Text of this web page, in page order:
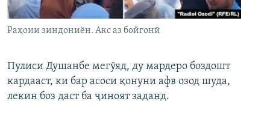
Раҳоии зиндониён. Акс аз бойгонӣ
Пулиси Душанбе мегӯяд, ду мардеро боздошт
кардааст, ки бар асоси қонуни афв озод шуда,
лекин боз даст ба ҷиноят заданд.